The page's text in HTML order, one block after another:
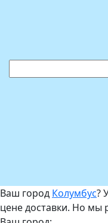
Ваш город Колумбус?
цене доставки. Но мы